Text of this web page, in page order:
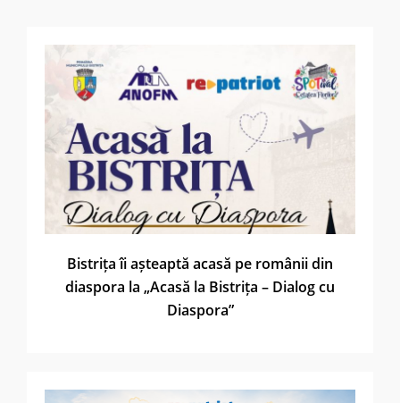
Bistrița îi așteaptă acasă pe românii din
diaspora la „Acasă la Bistrița – Dialog cu
Diaspora”